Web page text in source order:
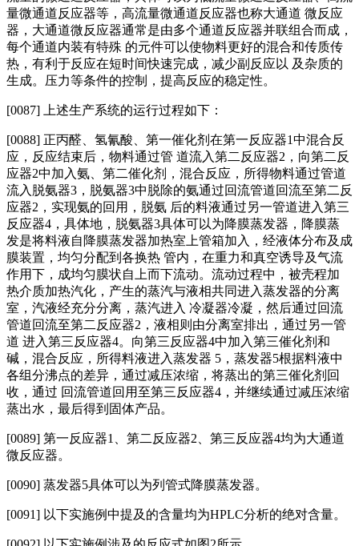
量微通道反应器等，高流量微通道反应器也称大通道 微反应
器，大通道微反应器通常是由多个通道反应器并联组合而成，
每个通道内装有特殊 的元件可以使物料更好的混合和传质传
热，有利于反应在短时间快速完成，减少副反应以 及杂质的
生成。压力等条件的控制，提高反应的稳定性。
[0087] 上述生产系统的运行过程如下：
[0088] 正丙醛、氢氰酸、第一催化剂在第一反应器1中混合反
应，反应结束后，物料通过管 道流入第二反应器2，向第二反
应器2中加入氨、第二催化剂，混合反应，所得物料通过管道
流入脱氨器3，脱氨器3中脱除的氨通过回流管道回流至第二反
应器2，实现氨的回用，脱氨 后的料液通过另一管道进入第三
反应器4，具体地，脱氨器3具体可以为降膜蒸发器，降膜蒸
发是将料液自降膜蒸发器加热室上管箱加入，经液体分布及成
膜装置，均匀分配到各换热 管内，在重力和真空诱导及气流
作用下，成均匀膜状自上而下流动。流动过程中，被壳程加
热介质加热汽化，产生的蒸汽与液相共同进入蒸发器的分离
室，汽液经充分分离，蒸汽进入 冷凝器冷凝，然后通过回流
管道回流至第二反应器2，液相则由分离室排出，通过另一管
道 进入第三反应器4。向第三反应器4中加入第三催化剂和
碱，混合反应，所得料液进入蒸发器 5，蒸发器5根据料液中
各组分沸点的差异，通过减压浓缩，将蒸出的第三催化剂回
收，通过 回流管道回用至第三反应器4，并继续通过减压浓缩
蒸出水，最后得到固体产品。
[0089] 第一反应器1、第二反应器2、第三反应器4均为大通道
微反应器。
[0090] 蒸发器5具体可以为列管式降膜蒸发器。
[0091] 以下实施例中提及的含量均为HPLC分析的绝对含量。